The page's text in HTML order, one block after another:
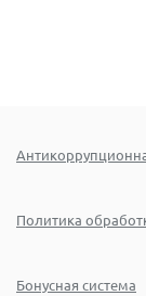
Политика
Бонусная система